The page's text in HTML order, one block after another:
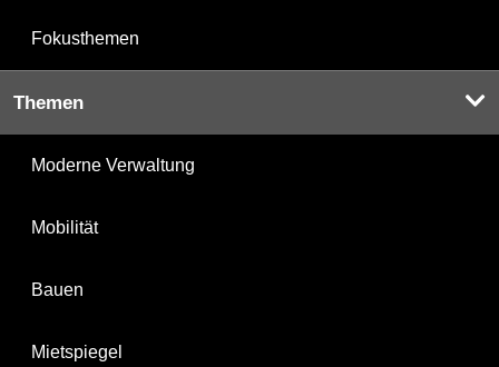
Fokusthemen
Themen
Moderne Verwaltung
Mobilität
Bauen
Mietspiegel